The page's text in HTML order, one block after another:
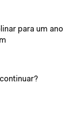
para um ano